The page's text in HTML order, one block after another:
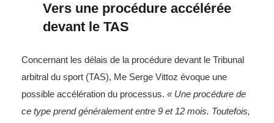
Vers une procédure accélérée
devant le TAS
Concernant les délais de la procédure devant le Tribunal
arbitral du sport (TAS), Me Serge Vittoz évoque une
possible accélération du processus. « Une procédure de
ce type prend généralement entre 9 et 12 mois. Toutefois,